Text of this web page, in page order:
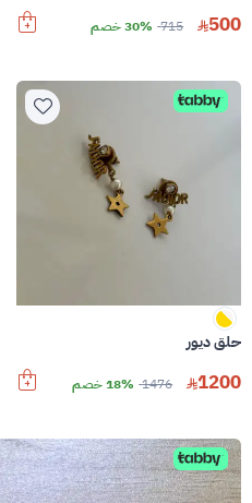
500
715 30% خصم
حلق ديور
1200
1476 18% خصم